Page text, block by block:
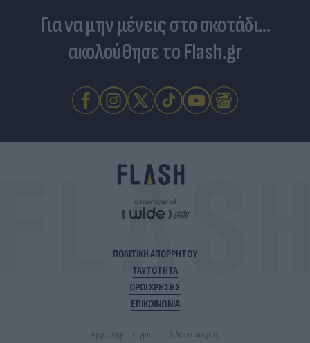
Για να μην μένεις στο σκοτάδι...
ακολούθησε το Flash.gr
ΠΟΛΙΤΙΚΗ ΑΠΟΡΡΗΤΟΥ
ΤΑΥΤΟΤΗΤΑ
ΟΡΟΙ ΧΡΗΣΗΣ
ΕΠΙΚΟΙΝΩΝΙΑ
Αρχές Δημοσιογραφίας & Δεοντολογίας